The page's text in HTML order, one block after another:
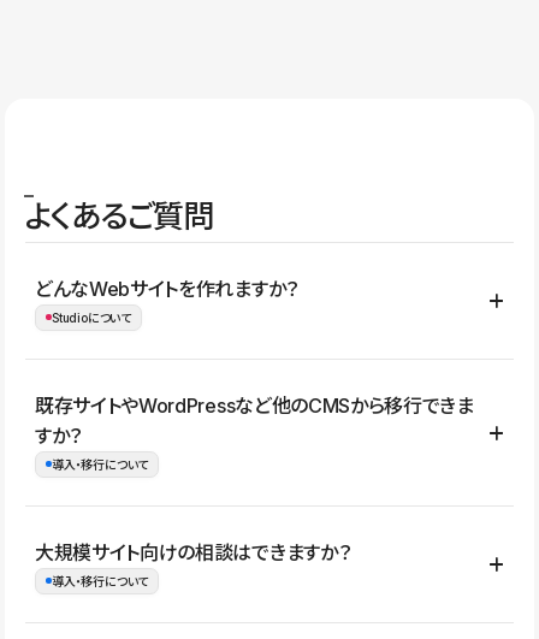
よくあるご質問
どんなWebサイトを作れますか？
Studioについて
コーポレートサイト、サービスサイト、LP、採用サイト、ブロ
グ・メディア、イベントサイト、店舗・商品紹介サイト、ポートフ
ォリオなど幅広く制作できます。
既存サイトやWordPressなど他のCMSから移行できま
すか？
導入・移行について
はい。既存サイトの構成やコンテンツ、URLを整理したうえで、
Studio上に再構築する形で移行できます。 WordPressの場合は、
大規模サイト向けの相談はできますか？
導入・移行について